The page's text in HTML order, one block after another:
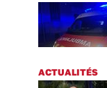
ACTUALITÉS